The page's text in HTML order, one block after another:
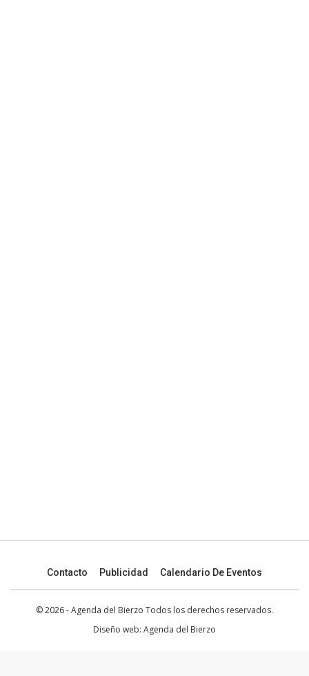
Contacto Publicidad Calendario De Eventos
© 2026 - Agenda del Bierzo Todos los derechos reservados.
Diseño web: Agenda del Bierzo